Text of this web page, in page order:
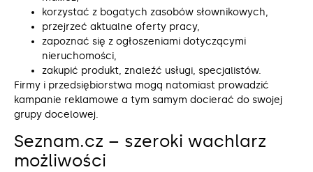
korzystać z bogatych zasobów słownikowych,
przejrzeć aktualne oferty pracy,
zapoznać się z ogłoszeniami dotyczącymi
nieruchomości,
zakupić produkt, znaleźć usługi, specjalistów.
Firmy i przedsiębiorstwa mogą natomiast prowadzić
kampanie reklamowe a tym samym docierać do swojej
grupy docelowej.
Seznam.cz – szeroki wachlarz
możliwości